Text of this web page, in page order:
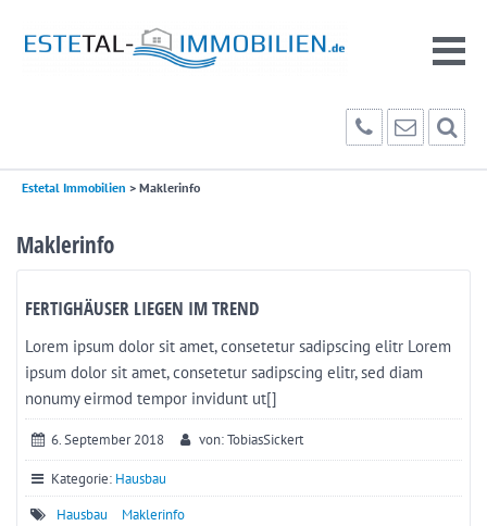
Estetal Immobilien > Maklerinfo
Maklerinfo
FERTIGHÄUSER LIEGEN IM TREND
Lorem ipsum dolor sit amet, consetetur sadipscing elitr Lorem
ipsum dolor sit amet, consetetur sadipscing elitr, sed diam
nonumy eirmod tempor invidunt ut[]
6. September 2018 von: TobiasSickert
Kategorie: Hausbau
Hausbau
Maklerinfo